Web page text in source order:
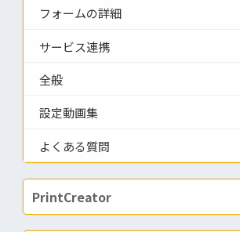
フォームの詳細
サービス連携
全般
設定動画集
よくある質問
PrintCreator